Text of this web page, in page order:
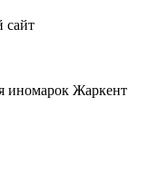
сайт
иномарок Жаркент